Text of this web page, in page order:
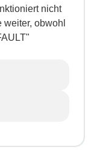
nicht
obwohl